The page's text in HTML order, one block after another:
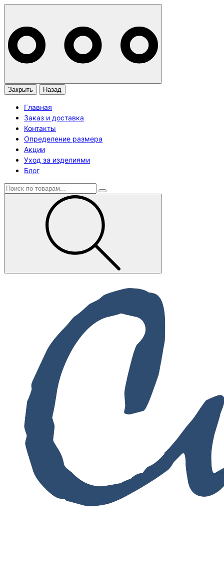
Закрыть Назад
Главная
Заказ и доставка
Контакты
Определение размера
Акции
Уход за изделиями
Блог